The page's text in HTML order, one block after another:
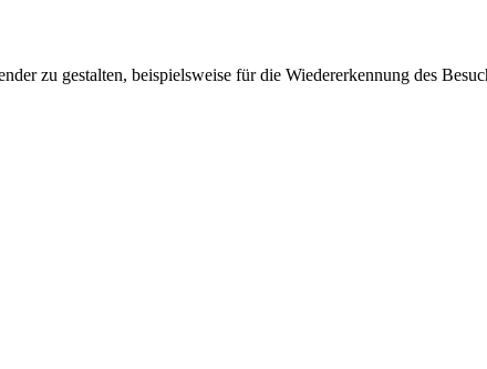
zu gestalten, beispielsweise für die Wiedererkennung des